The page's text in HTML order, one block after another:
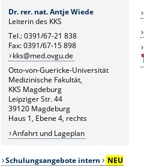
Dr. rer. nat. Antje Wiede
Leiterin des KKS
Tel.: 0391/67-21 838
Fax: 0391/67-15 898
kks@med.ovgu.de
Otto-von-Guericke-Universität
Medizinische Fakultät,
KKS Magdeburg
Leipziger Str. 44
39120 Magdeburg
Haus 1, Ebene 4, rechts
Anfahrt und Lageplan
Schulungsangebote intern NEU